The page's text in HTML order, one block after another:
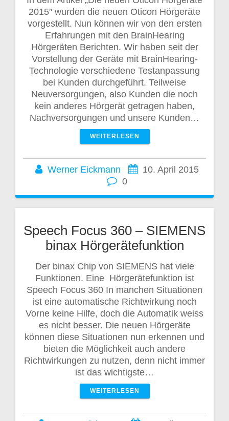
2015″ wurden die neuen Oticon Hörgeräte
vorgestellt. Nun können wir von den ersten
Erfahrungen mit den BrainHearing
Hörgeräten Berichten. Wir haben seit der
Vorstellung der Geräte mit BrainHearing-
Technologie verschiedene Testanpassung
bei Kunden durchgeführt. Teilweise
Neuversorgungen, also Kunden die noch
kein anderes Hörgerät getragen haben,
Nachversorgungen und unsere Kunden…
WEITERLESEN
Werner Eickmann
10. April 2015
0
Speech Focus 360 – SIEMENS
binax Hörgerätefunktion
Der binax Chip von SIEMENS hat viele
Funktionen. Eine Hörgerätefunktion ist
Speech Focus 360 In manchen Situationen
ist eine automatische Richtwirkung noch
Vorne keine Hilfe, doch die Automatik weiss
es nicht besser. Die neuen Hörgeräte
können diese Situationen nun erkennen und
bieten die Möglichkeit auch andere
Richtwirkungen zu nutzen, denn nicht immer
ist das wichtigste…
WEITERLESEN